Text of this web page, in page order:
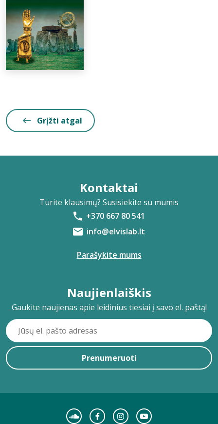
Grįžti atgal
Kontaktai
Turite klausimų? Susisiekite su mumis
+370 667 80 541
info@elvislab.lt
Parašykite mums
Naujienlaiškis
Gaukite naujienas apie leidinius tiesiai į savo el. paštą!
Prenumeruoti